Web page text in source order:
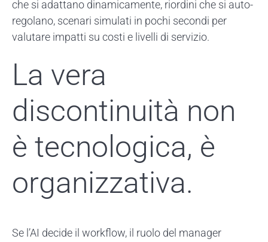
che si adattano dinamicamente, riordini che si auto-
regolano, scenari simulati in pochi secondi per
valutare impatti su costi e livelli di servizio.
La vera
discontinuità non
è tecnologica, è
organizzativa.
Se l’AI decide il workflow, il ruolo del manager